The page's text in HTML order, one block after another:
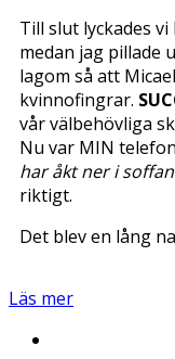
Till slut lyckades
medan jag pillade
lagom så att
kvinnofingrar.
vår välbehövliga
Nu var MIN
har åkt ner i
riktigt.
Det blev en lång
Läs mer